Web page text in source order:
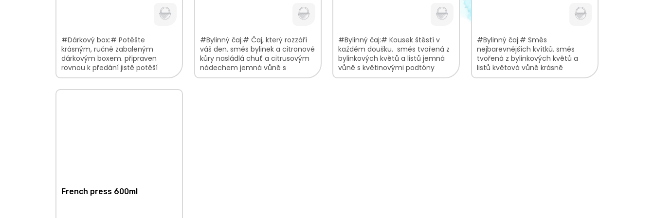
#Dárkový box:# Potěšte
krásným, ručně zabaleným
dárkovým boxem. připraven
rovnou k předání jistě potěší
každého obdarovaného vyrobeno
#Bylinný čaj:# Čaj, který rozzáří
váš den. směs bylinek a citronové
kůry nasládlá chuť a citrusovým
nádechem jemná vůně s
květinovými tóny V bylinkové
#Bylinný čaj:# Kousek štěstí v
každém doušku. směs tvořená z
bylinkových květů a listů jemná
vůně s květinovými podtóny
hladká, nasládlá chuť V bylinkové
#Bylinný čaj:# Směs
nejbarevnějších kvítků. směs
tvořená z bylinkových květů a
listů květová vůně krásně
barevný vzhled směsi V bylinkové
French press 600ml